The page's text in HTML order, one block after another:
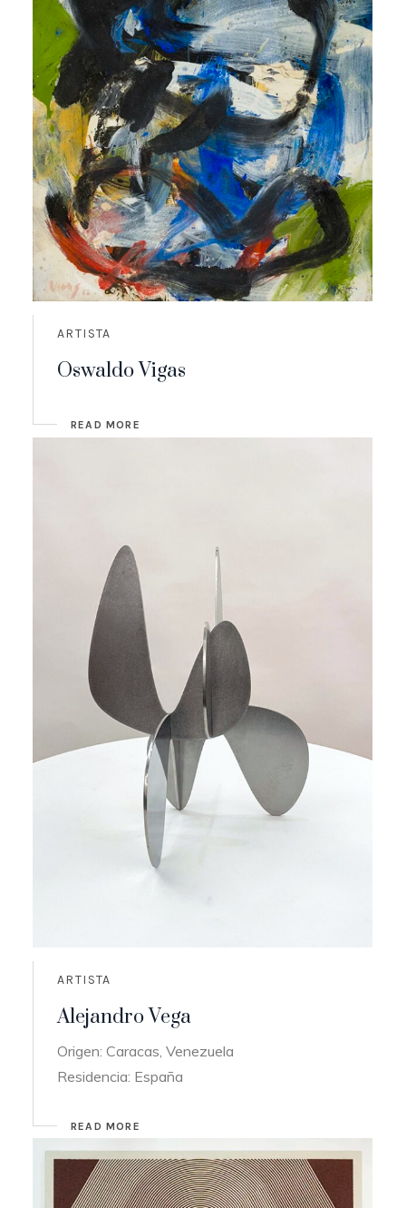
ARTISTA
Oswaldo Vigas
READ MORE
ARTISTA
Alejandro Vega
Origen: Caracas, Venezuela
Residencia: España
READ MORE